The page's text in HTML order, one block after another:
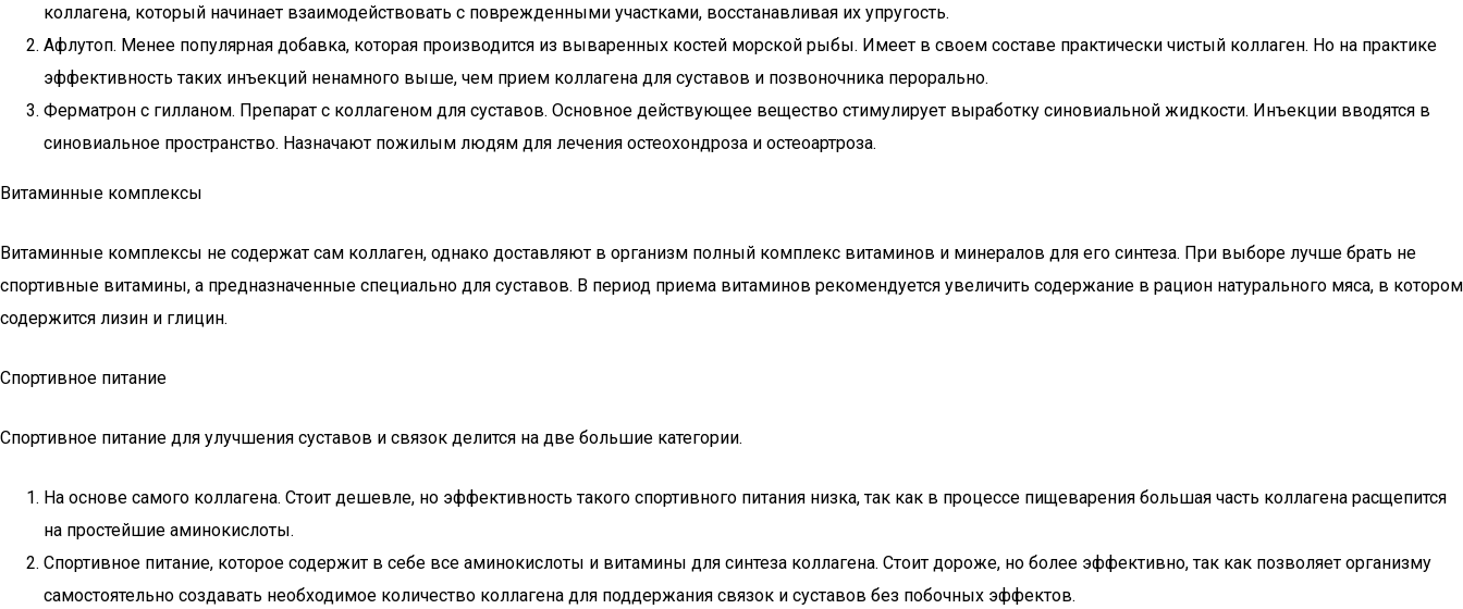
коллагена, который начинает взаимодействовать с поврежденными участками, восстанавливая их упругость.
Афлутоп. Менее популярная добавка, которая производится из вываренных костей морской рыбы. Имеет в своем составе практически чистый коллаген. Но на практике
эффективность таких инъекций ненамного выше, чем прием коллагена для суставов и позвоночника перорально.
Ферматрон с гилланом. Препарат с коллагеном для суставов. Основное действующее вещество стимулирует выработку синовиальной жидкости. Инъекции вводятся в
синовиальное пространство. Назначают пожилым людям для лечения остеохондроза и остеоартроза.
Витаминные комплексы
Витаминные комплексы не содержат сам коллаген, однако доставляют в организм полный комплекс витаминов и минералов для его синтеза. При выборе лучше брать не
спортивные витамины, а предназначенные специально для суставов. В период приема витаминов рекомендуется увеличить содержание в рацион натурального мяса, в котором
содержится лизин и глицин.
Спортивное питание
Спортивное питание для улучшения суставов и связок делится на две большие категории.
На основе самого коллагена. Стоит дешевле, но эффективность такого спортивного питания низка, так как в процессе пищеварения большая часть коллагена расщепится
на простейшие аминокислоты.
Спортивное питание, которое содержит в себе все аминокислоты и витамины для синтеза коллагена. Стоит дороже, но более эффективно, так как позволяет организму
самостоятельно создавать необходимое количество коллагена для поддержания связок и суставов без побочных эффектов.